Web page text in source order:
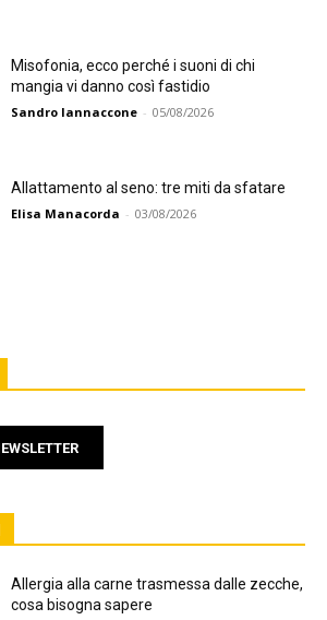
Misofonia, ecco perché i suoni di chi
mangia vi danno così fastidio
Sandro Iannaccone - 05/08/2026
Allattamento al seno: tre miti da sfatare
Elisa Manacorda - 03/08/2026
Allergia alla carne trasmessa dalle zecche,
cosa bisogna sapere